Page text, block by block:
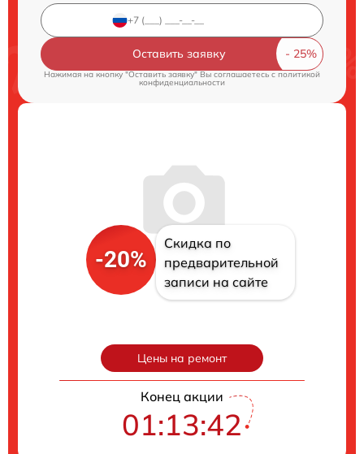
Оставить заявку
Нажимая на кнопку "Оставить заявку" Вы соглашаетесь cполитикой
конфиденциальности
-20%
Скидка по
предварительной
записи на сайте
Цены на ремонт
Конец акции
01:13:41